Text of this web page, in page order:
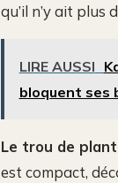
qu’il n’y ait plus
LIRE AUSSI
bloquent ses
Le trou de
est compact,